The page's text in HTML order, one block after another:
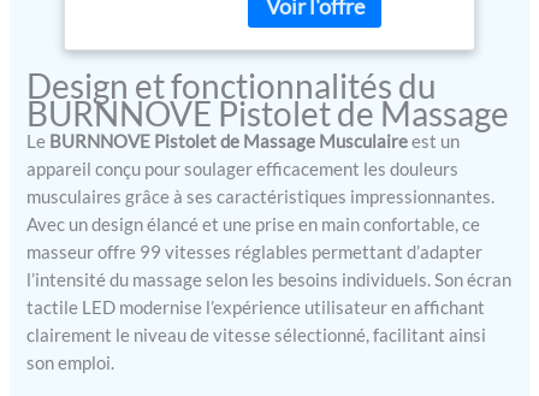
niveaux de vitesse, adaptés
différents muscles, points
de tension, le dos et les
tissus profonds, pour une
relaxation efficace. Grâce à
ses 99 niveaux de vitesse,
vous pouvez choisir celui
qui vous convient le mieux
et profiter d'une
expérience optimale.
【Ultra-silencieux et
puissant】Ce pistolet de
Design et fonctionnalités du
BURNNOVE Pistolet de Massage
Le BURNNOVE Pistolet de Massage Musculaireest un
appareil conçu pour soulager efficacement les douleurs
musculaires grâce à ses caractéristiques impressionnantes.
Avec un design élancé et une prise en main confortable, ce
masseur offre 99 vitesses réglables permettant d’adapter
l’intensité du massage selon les besoins individuels. Son écran
tactile LED modernise l’expérience utilisateur en affichant
clairement le niveau de vitesse sélectionné, facilitant ainsi
son emploi.